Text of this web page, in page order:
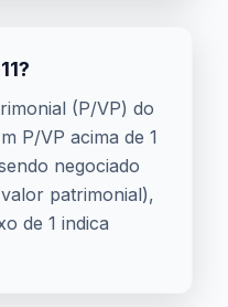
(P/VP) do
P/VP acima de 1
negociado
patrimonial),
de 1 indica